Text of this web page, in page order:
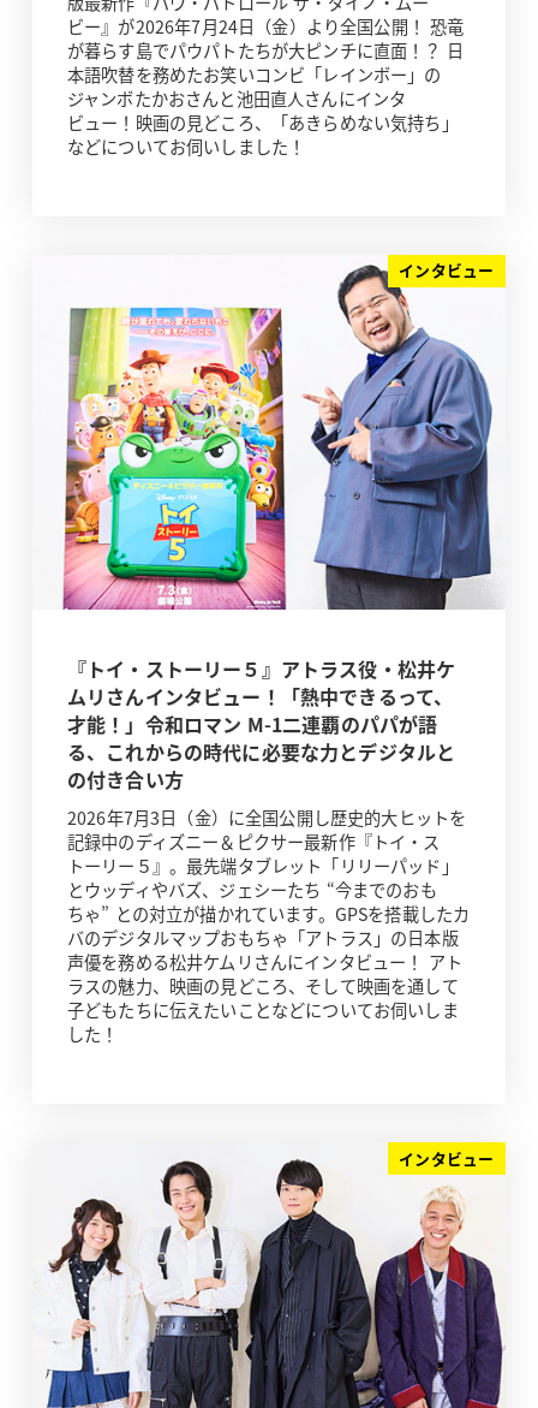
ビー』が2026年7月24日（金）より全国公開！ 恐竜
が暮らす島でパウパトたちが大ピンチに直面！？ 日
本語吹替を務めたお笑いコンビ「レインボー」の
ジャンボたかおさんと池田直人さんにインタ
ビュー！映画の見どころ、「あきらめない気持ち」
などについてお伺いしました！
インタビュー
『トイ・ストーリー５』アトラス役・松井ケ
ムリさんインタビュー！「熱中できるって、
才能！」令和ロマン M-1二連覇のパパが語
る、これからの時代に必要な力とデジタルと
の付き合い方
2026年7月3日（金）に全国公開し歴史的大ヒットを
記録中のディズニー＆ピクサー最新作『トイ・ス
トーリー５』。最先端タブレット「リリーパッド」
とウッディやバズ、ジェシーたち “今までのおも
ちゃ” との対立が描かれています。GPSを搭載したカ
バのデジタルマップおもちゃ「アトラス」の日本版
声優を務める松井ケムリさんにインタビュー！ アト
ラスの魅力、映画の見どころ、そして映画を通して
子どもたちに伝えたいことなどについてお伺いしま
した！
インタビュー